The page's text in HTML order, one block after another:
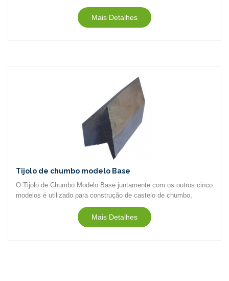
capela de chumbo, anteparo de chumbo (sinônimos)...
Mais Detalhes
Tijolo de chumbo modelo Base
O Tijolo de Chumbo Modelo Base juntamente com os outros cinco
modelos é utilizado para construção de castelo de chumbo,
capela de chumbo, anteparo de chumbo (sinônimos)...
Mais Detalhes